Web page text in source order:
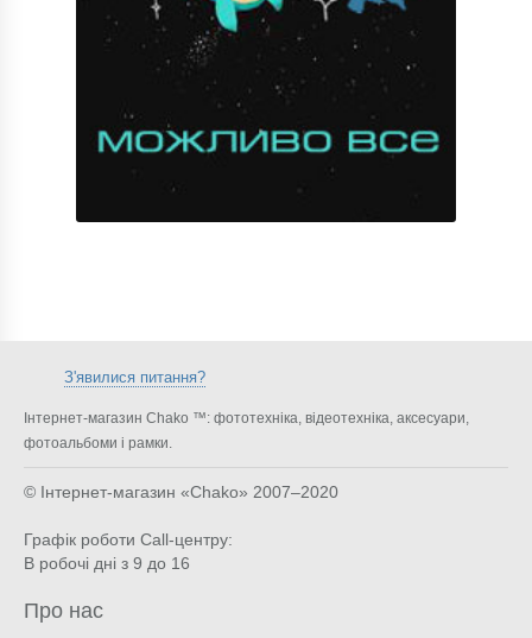
З'явилися питання?
Інтернет-магазин Chako ™: фототехніка, відеотехніка, аксесуари,
фотоальбоми і рамки.
© Інтернет-магазин «Chako» 2007–2020
Графік роботи Call-центру:
В робочі дні з 9 до 16
Про нас